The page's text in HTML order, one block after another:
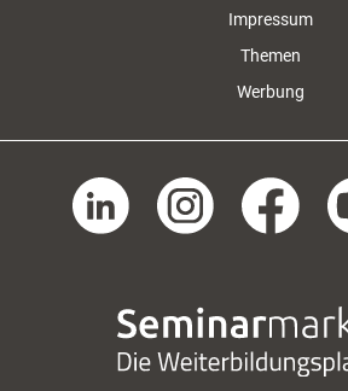
Impressum
Themen
Werbung